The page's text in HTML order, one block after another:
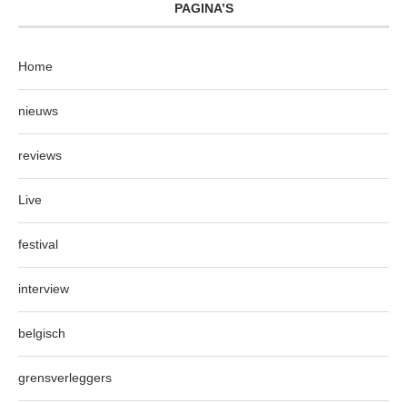
PAGINA’S
Home
nieuws
reviews
Live
festival
interview
belgisch
grensverleggers